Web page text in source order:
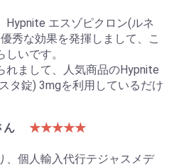
Hypnite エスゾピクロン(ルネ
秀な効果を発揮しまして、こ
いです。
れまして、人気商品のHypnite
タ錠) 3mgを利用しているだけ
ん
★★★★★
、個人輸入代行テジャスメデ